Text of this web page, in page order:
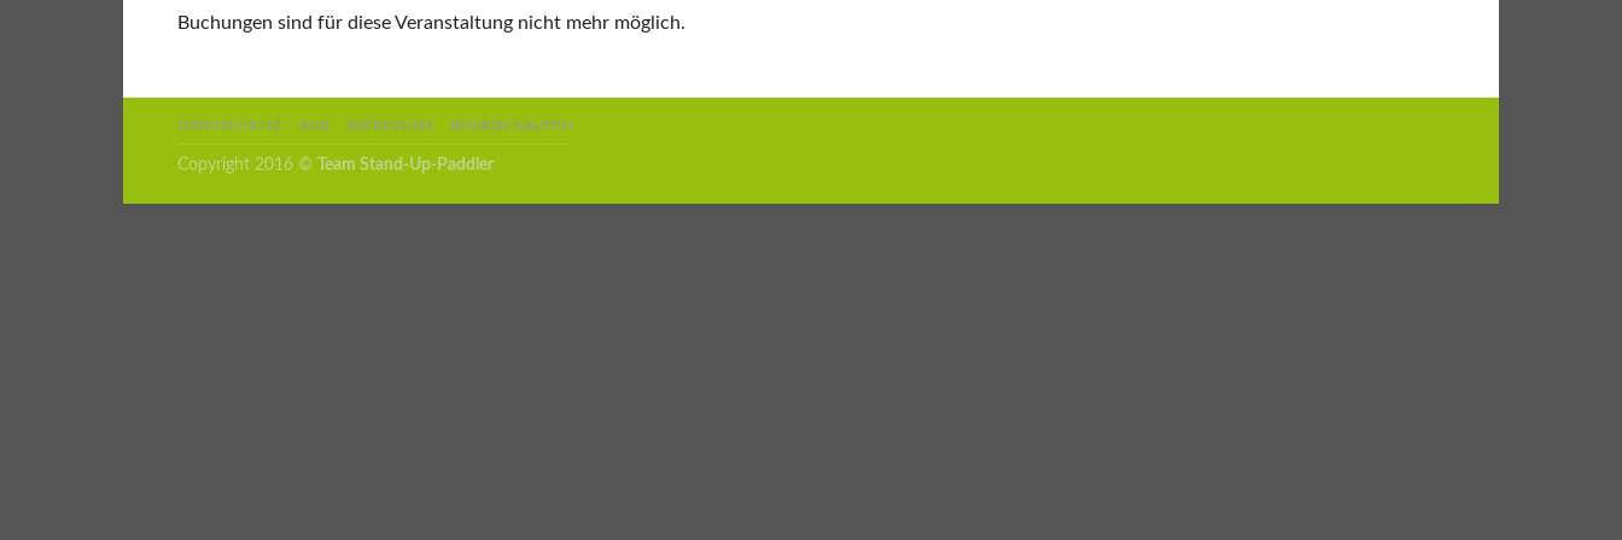
Buchungen sind für diese Veranstaltung nicht mehr möglich.
DATENSCHUTZ AGB IMPRESSUM BOARDS KAUFEN
Copyright 2016 © Team Stand-Up-Paddler